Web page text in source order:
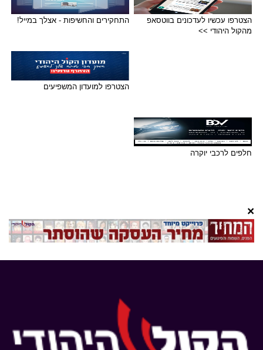
הצטרפו עכשיו לעדכונים בווטסאפ
מהקול היהודי >>
התחקירים והחשיפות - אצלך במייל!
הצטרפו למועדון המשפיעים
חלפים לרכבי יוקרה
×